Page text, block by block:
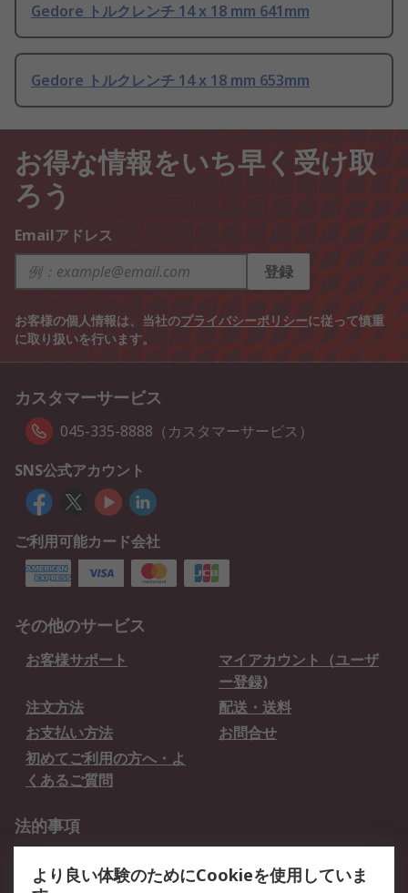
Gedore トルクレンチ 14 x 18 mm 641mm
Gedore トルクレンチ 14 x 18 mm 653mm
お得な情報をいち早く受け取
ろう
Emailアドレス
登録
お客様の個人情報は、当社のプライバシーポリシーに従って慎重
に取り扱いを行います。
カスタマーサービス
045-335-8888（カスタマーサービス）
SNS公式アカウント
ご利用可能カード会社
その他のサービス
お客様サポート
マイアカウント（ユーザ
ー登録)
注文方法
配送・送料
お支払い方法
お問合せ
初めてご利用の方へ・よ
くあるご質問
法的事項
クッキーポリシー
より良い体験のためにCookieを使用していま